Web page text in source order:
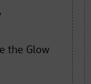
the Glow